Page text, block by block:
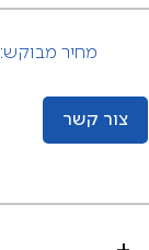
מחיר מבוקש:
צור קשר